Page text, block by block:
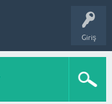
Giriş